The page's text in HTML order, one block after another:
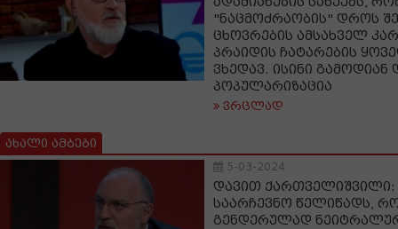
"ნაცმოძრაობის" დროს
ცხოვრების ამსახველ
პრაიდის ჩატარების
ვხედავ. ისინი გამოდიან
პოპულარიზაცია
ვრცლად
ახალი ამბები
5-03-2024
დავით ქართველიშვილი:
საარჩევნო წელიწადს,
გენდერულად